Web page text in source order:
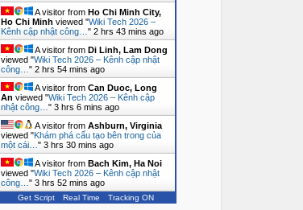
A visitor from Ho Chi Minh City,
Ho Chi Minh viewed "Wiki Tech 2026 –
Kênh cập nhật công… " 2 hrs 43 mins ago
A visitor from Di Linh, Lam Dong
viewed "Wiki Tech 2026 – Kênh cập nhật
công… " 2 hrs 54 mins ago
A visitor from Can Duoc, Long
An viewed "Wiki Tech 2026 – Kênh cập
nhật công… " 3 hrs 6 mins ago
A visitor from Ashburn, Virginia
viewed "Khám phá cấu tạo bên trong của
một cái… " 3 hrs 30 mins ago
A visitor from Bach Kim, Ha Noi
viewed "Wiki Tech 2026 – Kênh cập nhật
công… " 3 hrs 52 mins ago
Get Script Real Time Tracking ON